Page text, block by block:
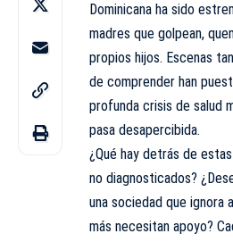
Dominicana ha sido
madres que golpean,
propios hijos. Escenas
de comprender han
profunda crisis de salud
pasa desapercibida.
¿Qué hay detrás de
no diagnosticados?
una sociedad que ignora
más necesitan apoyo?